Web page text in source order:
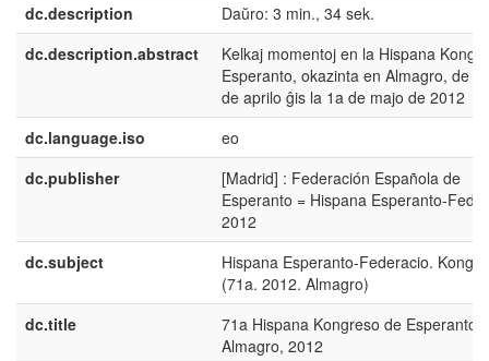
dc.description
Daŭro: 3 min., 34 sek.
dc.description.abstract
Kelkaj momentoj en la Hispana
Esperanto, okazinta en Almagro, de
de aprilo ĝis la 1a de majo de 2012
dc.language.iso
eo
dc.publisher
[Madrid] : Federación Española de
Esperanto = Hispana Esperanto-
2012
dc.subject
Hispana Esperanto-Federacio.
(71a. 2012. Almagro)
dc.title
71a Hispana Kongreso de Esperanto :
Almagro, 2012